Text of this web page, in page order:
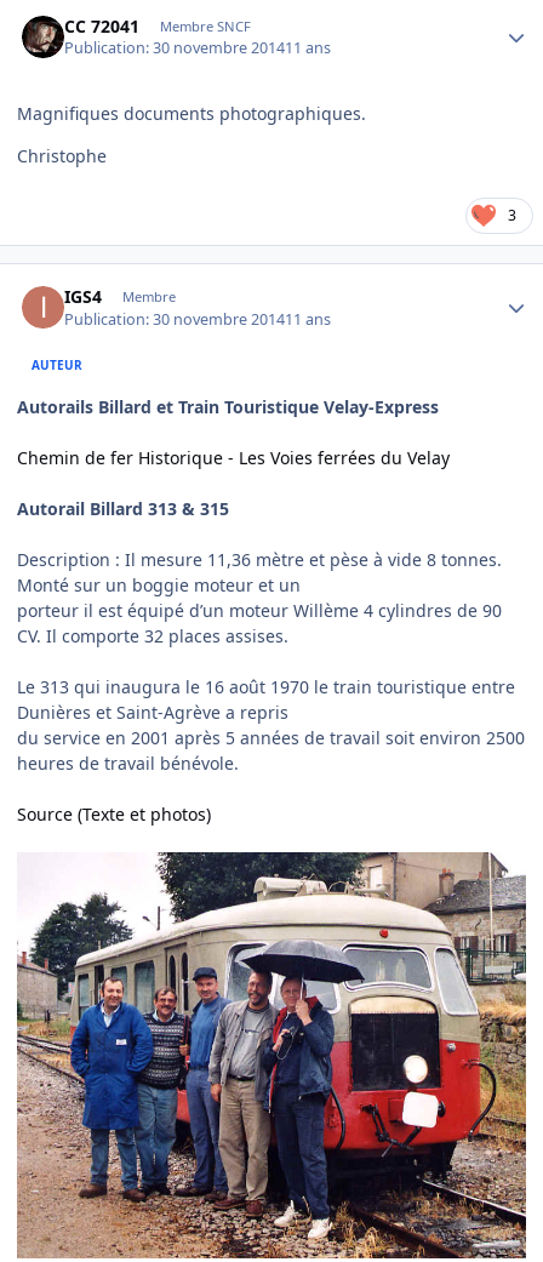
CC 72041 Membre SNCF
Publication:30 novembre 201411 ans
Magnifiques documents photographiques.
Christophe
3
IGS4 Membre
Publication:30 novembre 201411 ans
AUTEUR
Autorails Billard et Train Touristique Velay-Express
Chemin de fer Historique - Les Voies ferrées du Velay
Autorail Billard 313 & 315
Description : Il mesure 11,36 mètre et pèse à vide 8 tonnes.
Monté sur un boggie moteur et un
porteur il est équipé d’un moteur Willème 4 cylindres de 90
CV. Il comporte 32 places assises.
Le 313 qui inaugura le 16 août 1970 le train touristique entre
Dunières et Saint-Agrève a repris
du service en 2001 après 5 années de travail soit environ 2500
heures de travail bénévole.
Source (Texte et photos)